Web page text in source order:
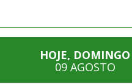
HOJE, DOMINGO
09 AGOSTO